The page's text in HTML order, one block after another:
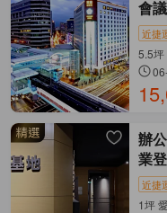
會
近捷
5.5坪
辦公
業
近捷
1坪